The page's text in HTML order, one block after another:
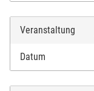
Veranstaltung
Datum